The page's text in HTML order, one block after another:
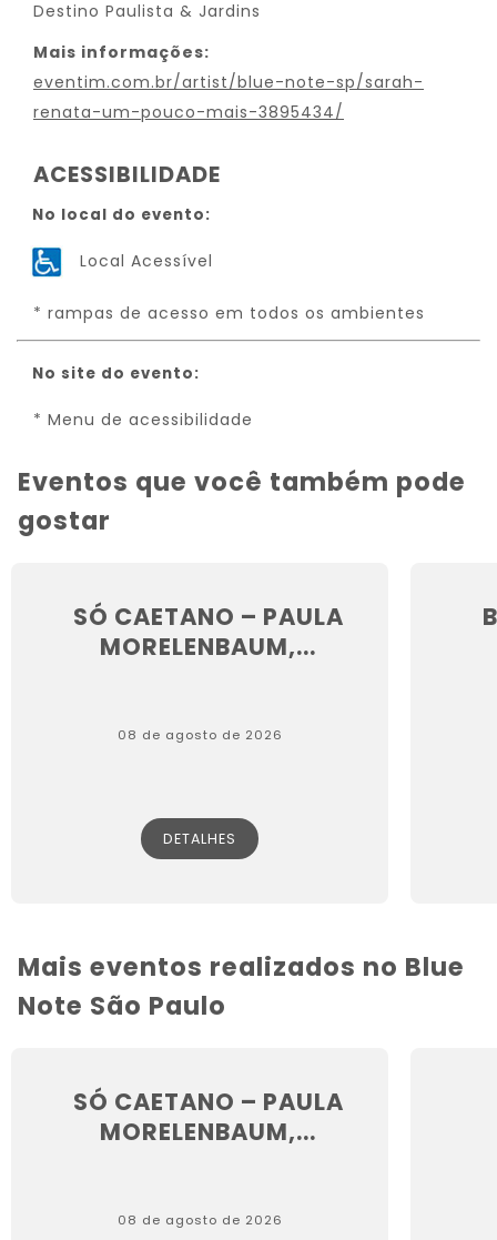
Destino Paulista & Jardins
Mais informações:
eventim.com.br/artist/blue-note-sp/sarah-
renata-um-pouco-mais-3895434/
ACESSIBILIDADE
No local do evento:
Local Acessível
* rampas de acesso em todos os ambientes
No site do evento:
* Menu de acessibilidade
Eventos que você também pode
gostar
SÓ CAETANO – PAULA
MORELENBAUM,...
08 de agosto de 2026
DETALHES
Mais eventos realizados no Blue
Note São Paulo
SÓ CAETANO – PAULA
MORELENBAUM,...
08 de agosto de 2026